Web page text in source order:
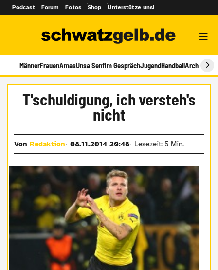
Podcast Forum Fotos Shop Unterstütze uns!
MännerFrauenAmasUnsa SenfIm GesprächJugendHandballArchiv
T'schuldigung, ich versteh's
nicht
VonRedaktion 08.11.2014 20:48 Lesezeit: 5 Min.